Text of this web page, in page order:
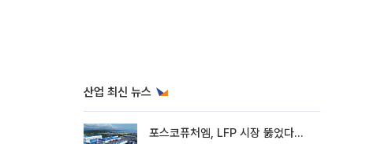
산업 최신 뉴스
포스코퓨처엠, LFP 시장 뚫었다…